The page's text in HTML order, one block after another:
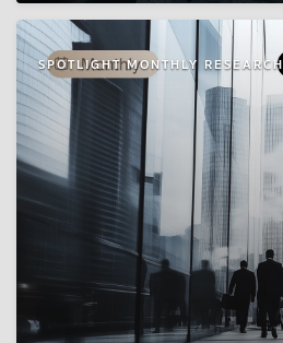
SPOTLIGHT MONTHLY RESEARCH